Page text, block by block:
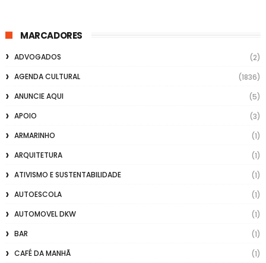
MARCADORES
ADVOGADOS
(2)
AGENDA CULTURAL
(1836)
ANUNCIE AQUI
(5)
APOIO
(3)
ARMARINHO
(1)
ARQUITETURA
(1)
ATIVISMO E SUSTENTABILIDADE
(1)
AUTOESCOLA
(1)
AUTOMOVEL DKW
(1)
BAR
(1)
CAFÉ DA MANHÃ
(1)